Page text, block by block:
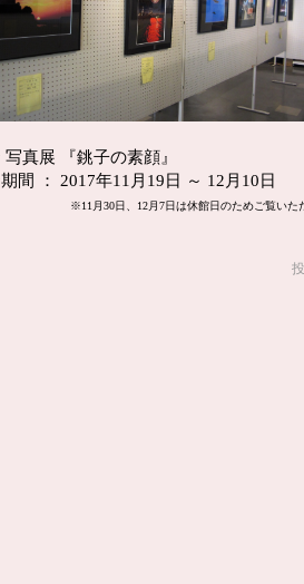
写真展 『銚子の素顔』
期間 ： 2017年11月19日 ～ 12月10日
※11月30日、12月7日は休館日のためご覧いた